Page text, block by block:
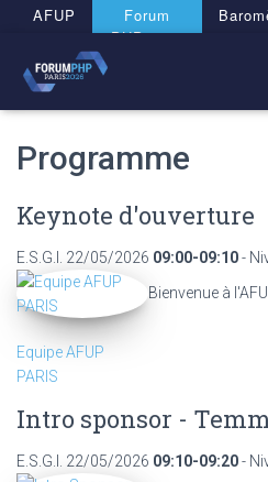
AFUP
Forum
PHP 2026
Programme
Keynote d'ouverture
E.S.G.I. 22/05/2026 09:00-09:10-
Bienvenue à
Equipe AFUP
PARIS
Intro sponsor -
E.S.G.I. 22/05/2026 09:10-09:20-
Panneau de gestion des cookies